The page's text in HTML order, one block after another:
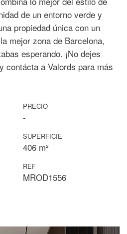
de un entorno verde y
propiedad única con un
mejor zona de Barcelona,
esperando. ¡No dejes
contácta a Valords para más
PRECIO
-
SUPERFICIE
406 m²
REF
MROD1556